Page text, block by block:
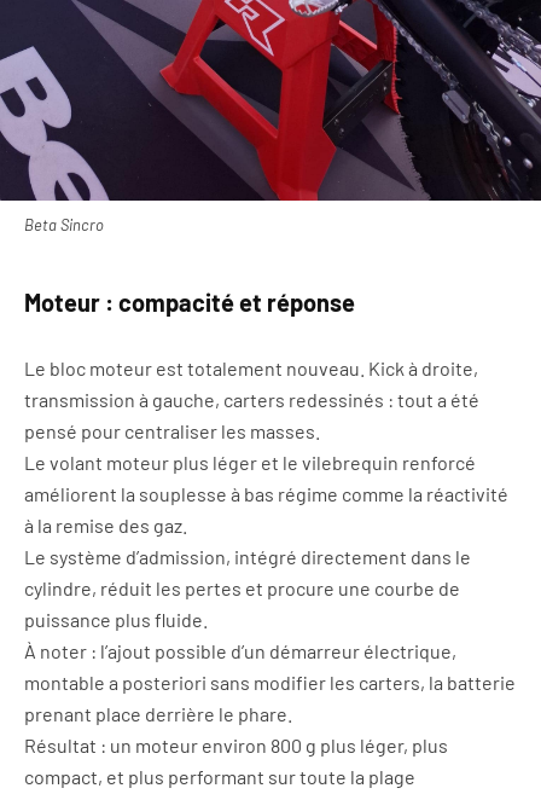
Beta Sincro
Moteur : compacité et réponse
Le bloc moteur est totalement nouveau. Kick à droite,
transmission à gauche, carters redessinés : tout a été
pensé pour centraliser les masses.
Le volant moteur plus léger et le vilebrequin renforcé
améliorent la souplesse à bas régime comme la réactivité
à la remise des gaz.
Le système d’admission, intégré directement dans le
cylindre, réduit les pertes et procure une courbe de
puissance plus fluide.
À noter : l’ajout possible d’un démarreur électrique,
montable a posteriori sans modifier les carters, la batterie
prenant place derrière le phare.
Résultat : un moteur environ 800 g plus léger, plus
compact, et plus performant sur toute la plage